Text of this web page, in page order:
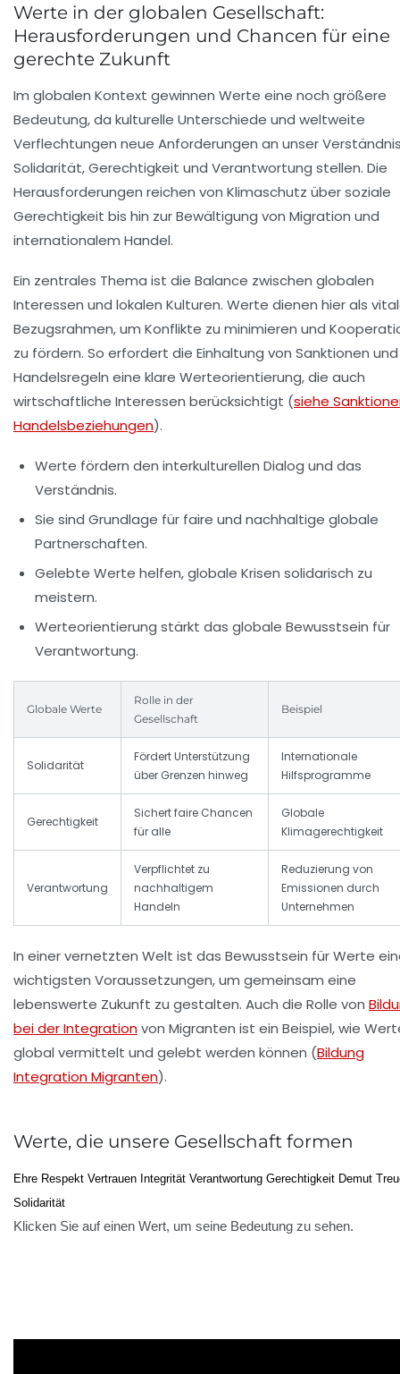
Werte in der globalen Gesellschaft:
Herausforderungen und Chancen für eine
gerechte Zukunft
Im globalen Kontext gewinnen Werte eine noch größere
Bedeutung, da kulturelle Unterschiede und weltweite
Verflechtungen neue Anforderungen an unser
Solidarität,Gerechtigkeit und Verantwortung stellen. Die
Herausforderungen reichen von Klimaschutz über soziale
Gerechtigkeit bis hin zur Bewältigung von Migration und
internationalem Handel.
Ein zentrales Thema ist die Balance zwischen globalen
Interessen und lokalen Kulturen. Werte dienen hier als
Bezugsrahmen, um Konflikte zu minimieren und
zu fördern. So erfordert die Einhaltung von Sanktionen und
Handelsregeln eine klare Werteorientierung, die auch
wirtschaftliche Interessen berücksichtigt (siehe
Handelsbeziehungen).
Werte fördern den interkulturellen Dialog und das
Verständnis.
Sie sind Grundlage für faire und nachhaltige globale
Partnerschaften.
Gelebte Werte helfen, globale Krisen solidarisch zu
meistern.
Werteorientierung stärkt das globale Bewusstsein für
Verantwortung.
Globale Werte
Rolle in der
Gesellschaft
Beispiel
Solidarität
Fördert Unterstützung
über Grenzen hinweg
Internationale
Hilfsprogramme
Gerechtigkeit
Sichert faire Chancen
für alle
Globale
Klimagerechtigkeit
Verantwortung
Verpflichtet zu
nachhaltigem
Handeln
Reduzierung von
Emissionen durch
Unternehmen
In einer vernetzten Welt ist das Bewusstsein für Werte
wichtigsten Voraussetzungen, um gemeinsam eine
lebenswerte Zukunft zu gestalten. Auch die Rolle von
bei der Integrationvon Migranten ist ein Beispiel, wie
global vermittelt und gelebt werden können (Bildung
Integration Migranten).
Werte, die unsere Gesellschaft formen
Ehre Respekt Vertrauen Integrität Verantwortung Gerechtigkeit Demut
Solidarität
Klicken Sie auf einen Wert, um seine Bedeutung zu sehen.